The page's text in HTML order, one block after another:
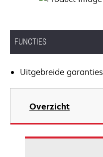
FUNCTIES
Uitgebreide garanties
Overzicht